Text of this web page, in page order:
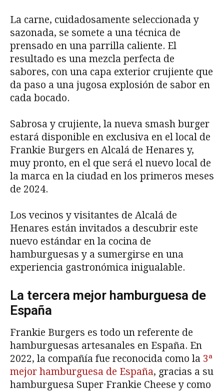
La carne, cuidadosamente seleccionada y
sazonada, se somete a una técnica de
prensado en una parrilla caliente. El
resultado es una mezcla perfecta de
sabores, con una capa exterior crujiente que
da paso a una jugosa explosión de sabor en
cada bocado.
Sabrosa y crujiente, la nueva smash burger
estará disponible en exclusiva en el local de
Frankie Burgers en Alcalá de Henares y,
muy pronto, en el que será el nuevo local de
la marca en la ciudad en los primeros meses
de 2024.
Los vecinos y visitantes de Alcalá de
Henares están invitados a descubrir este
nuevo estándar en la cocina de
hamburguesas y a sumergirse en una
experiencia gastronómica inigualable.
La tercera mejor hamburguesa de
España
Frankie Burgers es todo un referente de
hamburguesas artesanales en España. En
2022, la compañía fue reconocida como la 3ª
mejor hamburguesa de España, gracias a su
hamburguesa Super Frankie Cheese y como